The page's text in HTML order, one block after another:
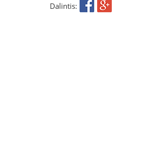
Dalintis: